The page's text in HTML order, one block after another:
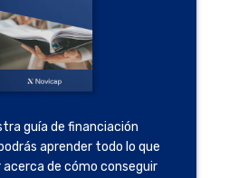
guía de financiación
aprender todo lo que
acerca de cómo conseguir